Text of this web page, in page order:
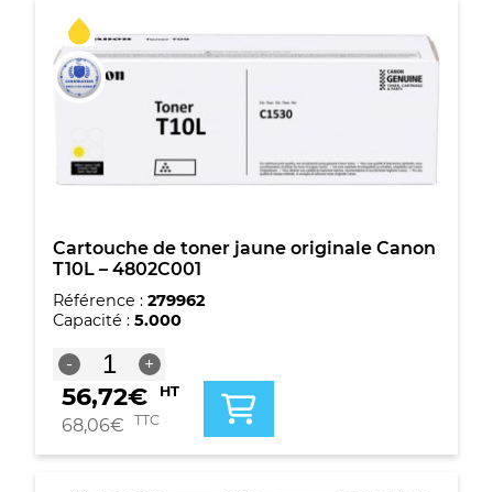
T10L
Magenta
-
4803C001
Cartouche de toner jaune originale Canon
T10L – 4802C001
Référence : 279962
Capacité : 5.000
-
quantité
de
Cartouche
de
jaune
+
56,72€ HT
68,06€ TTC